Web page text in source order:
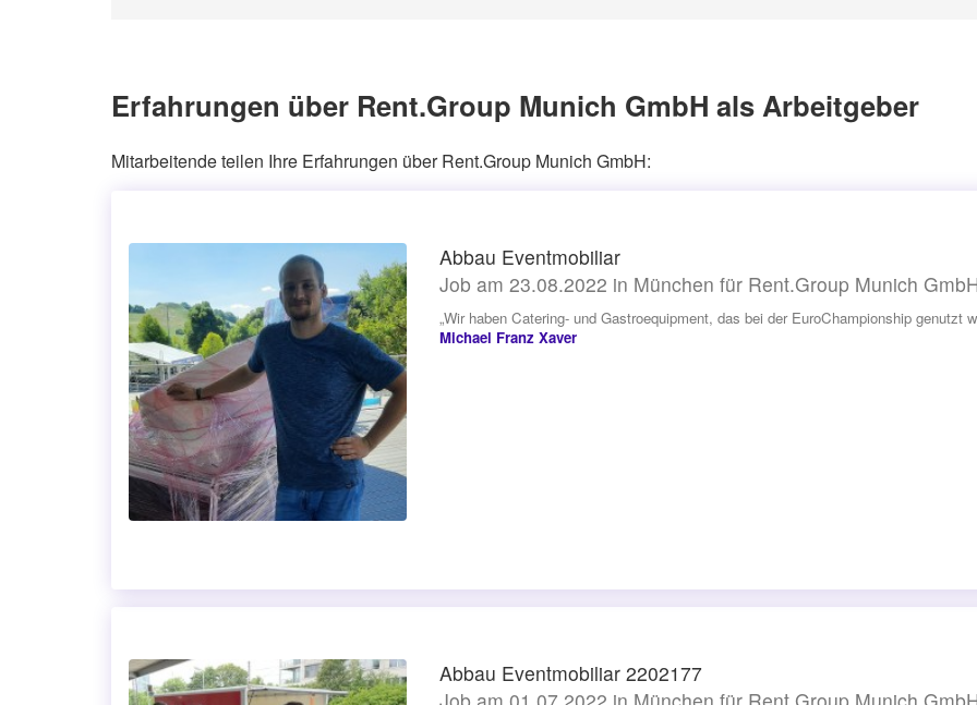
Erfahrungen über Rent.Group Munich GmbH als Arbeitgeber
Mitarbeitende teilen Ihre Erfahrungen über Rent.Group Munich GmbH:
Abbau Eventmobiliar
Job am 23.08.2022 in München für Rent.Group Munich
„Wir haben Catering- und Gastroequipment, das bei der EuroChampionship genutzt
Michael Franz Xaver
Abbau Eventmobiliar 2202177